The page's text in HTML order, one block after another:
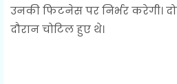
उनकी फिटनेस पर निर्भर करेगी।
दौरान चोटिल हुए थे।